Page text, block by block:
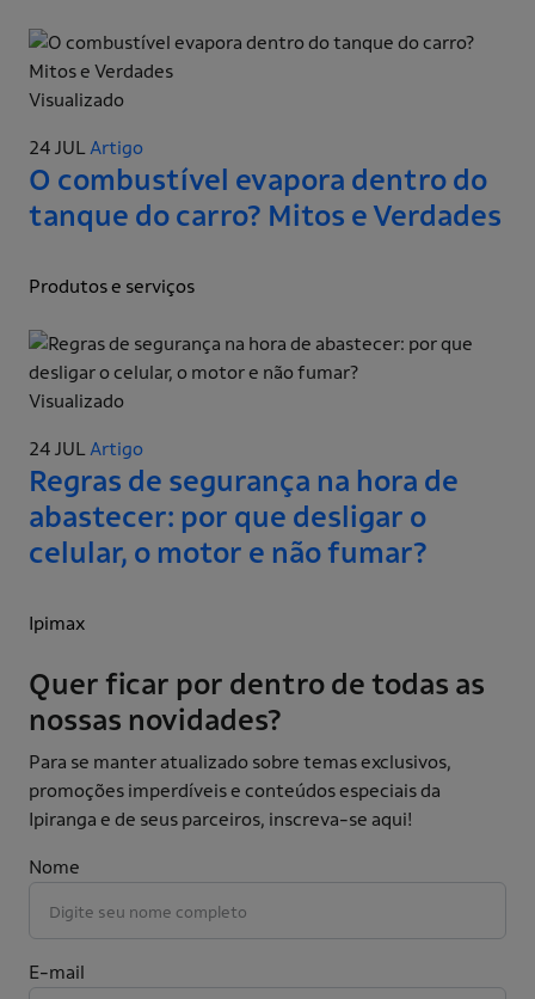
Visualizado
24 JULArtigo
O combustível evapora dentro do
tanque do carro? Mitos e Verdades
Produtos e serviços
Visualizado
24 JULArtigo
Regras de segurança na hora de
abastecer: por que desligar o
celular, o motor e não fumar?
Ipimax
Quer ficar por dentro de todas as
nossas novidades?
Para se manter atualizado sobre temas exclusivos,
promoções imperdíveis e conteúdos especiais da
Ipiranga e de seus parceiros, inscreva-se aqui!
Nome
E-mail